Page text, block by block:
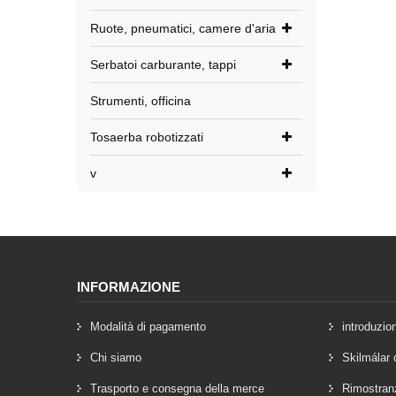
Ruote, pneumatici, camere d'aria
Serbatoi carburante, tappi
Strumenti, officina
Tosaerba robotizzati
v
INFORMAZIONE
Modalità di pagamento
Chi siamo Skilmálar
Trasporto e consegna della merce